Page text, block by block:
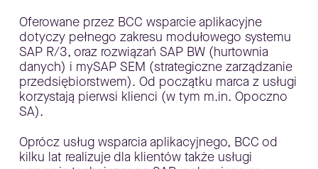
Oferowane przez BCC wsparcie aplikacyjne
dotyczy pełnego zakresu modułowego systemu
SAP R/3, oraz rozwiązań SAP BW (hurtownia
danych) i mySAP SEM (strategiczne zarządzanie
przedsiębiorstwem). Od początku marca z usługi
korzystają pierwsi klienci (w tym m.in. Opoczno
SA).
Oprócz usług wsparcia aplikacyjnego, BCC od
kilku lat realizuje dla klientów także usługi